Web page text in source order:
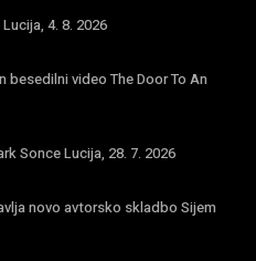
4. 8. 2026
video The Door To An
Sonce Lucija, 28. 7. 2026
novo avtorsko skladbo Sijem